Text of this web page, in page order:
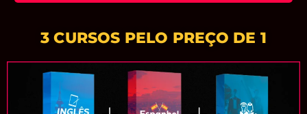
3 CURSOS PELO PREÇO DE 1